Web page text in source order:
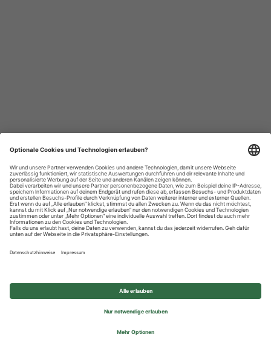
Datenschutzhinweise
Impressum
Privatsphäre-Einstellungen
© 2026 REWE Group - All rights reserved